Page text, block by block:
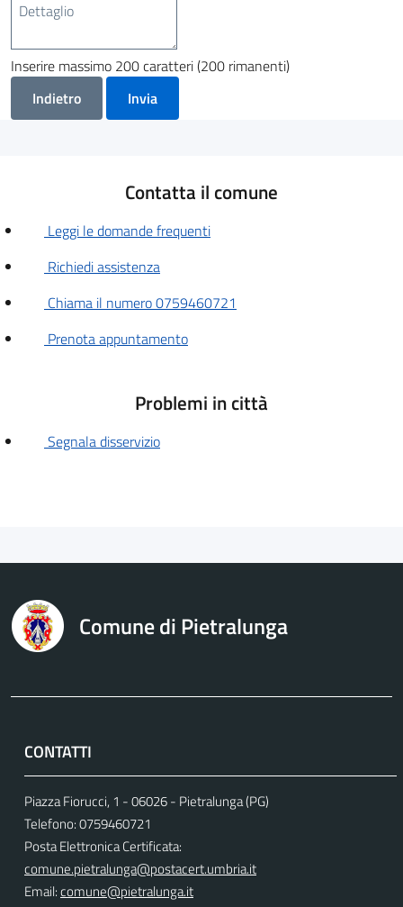
Inserire massimo 200 caratteri (200 rimanenti)
Indietro
Invia
Contatta il comune
Leggi le domande frequenti
Richiedi assistenza
Chiama il numero 0759460721
Prenota appuntamento
Problemi in città
Segnala disservizio
Comune di Pietralunga
CONTATTI
Piazza Fiorucci, 1 - 06026 - Pietralunga (PG)
Telefono: 0759460721
Posta Elettronica Certificata:
comune.pietralunga@postacert.umbria.it
Email:comune@pietralunga.it